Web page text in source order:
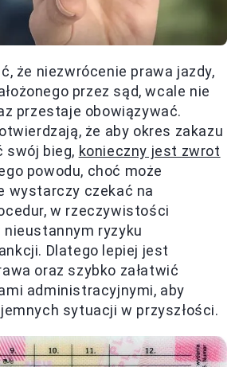
że niezwrócenie prawa jazdy,
przez sąd, wcale nie
przestaje obowiązywać.
że aby okres zakazu
swój bieg, konieczny jest zwrot
powodu, choć może
wystarczy czekać na
w rzeczywistości
ryzyku
Dlatego lepiej jest
oraz szybko załatwić
administracyjnymi, aby
sytuacji w przyszłości.